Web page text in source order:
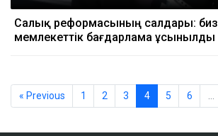
Салық реформасының салдары:
мемлекеттік бағдарлама ұсынылды
« Previous 1 2 3 4 5 6 …